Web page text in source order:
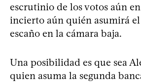
escrutinio de los votos aún
incierto aún quién asumirá
escaño en la cámara baja.
Una posibilidad es que sea
quien asuma la segunda